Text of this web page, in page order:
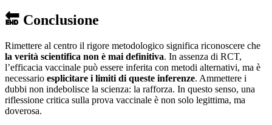
🔚 Conclusione
Rimettere al centro il rigore metodologico significa riconoscere che
la verità scientifica non è mai definitiva. In assenza di RCT,
l’efficacia vaccinale può essere inferita con metodi alternativi, ma è
necessario esplicitare i limiti di queste inferenze. Ammettere i
dubbi non indebolisce la scienza: la rafforza. In questo senso, una
riflessione critica sulla prova vaccinale è non solo legittima, ma
doverosa.